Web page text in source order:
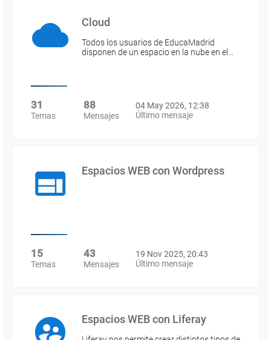
Cloud
Todos los usuarios de EducaMadrid
disponen de un espacio en la nube en el…
31
Temas
88
Mensajes
04 May 2026, 12:38
Último mensaje
Espacios WEB con Wordpress
15
Temas
43
Mensajes
19 Nov 2025, 20:43
Último mensaje
Espacios WEB con Liferay